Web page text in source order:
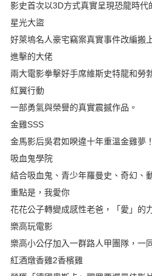
影史首次以3D方式真實呈現恐龍時代
星光大盜
好萊塢名人豪宅竊案真實事件改編搬
進擊的大佬
兩大電影拳擊好手席維斯史特龍和勞
紅翼行動
一部勇氣與榮譽的真實震撼作品。
金雞SSS
金馬影后吳君如睽違十年重溫金雞夢！
吸血鬼學院
結合吸血鬼、青少年羅曼史、奇幻、
重點是，我愛你
花花公子轉變成感性老爸，「愛」的
樂高玩電影
樂高小公仔加入一群路人甲團隊，一
紅酒燉香雞2香檳雞